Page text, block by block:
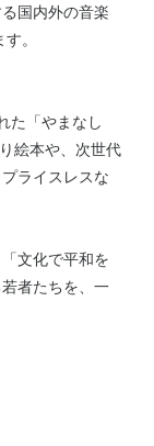
国内外の音楽
。
た「やまなし
絵本や、次世代
ライスレスな
文化で平和を
者たちを、一